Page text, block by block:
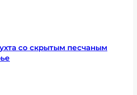
со скрытым песчаным